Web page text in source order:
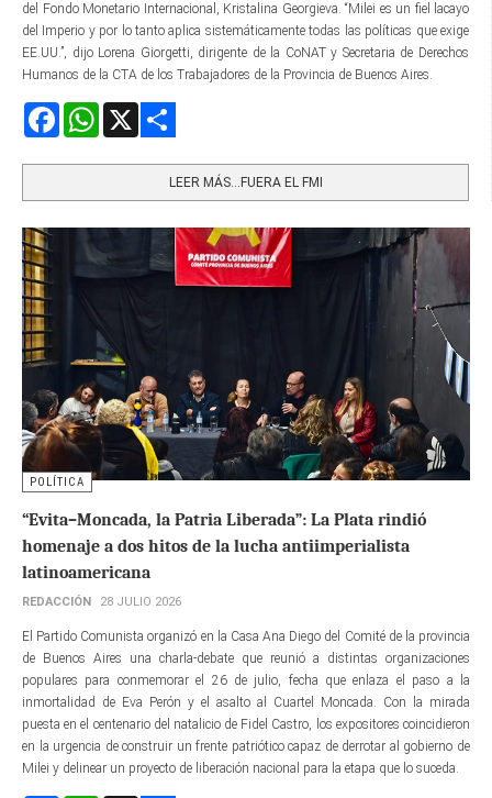
del Fondo Monetario Internacional, Kristalina Georgieva. “Milei es un fiel lacayo
del Imperio y por lo tanto aplica sistemáticamente todas las políticas que exige
EE.UU.”, dijo Lorena Giorgetti, dirigente de la CoNAT y Secretaria de Derechos
Humanos de la CTA de los Trabajadores de la Provincia de Buenos Aires.
FacebookWhatsApp
LEER MÁS…FUERA EL FMI
POLÍTICA
“Evita–Moncada, la Patria Liberada”: La Plata rindió
homenaje a dos hitos de la lucha antiimperialista
latinoamericana
REDACCIÓN 28 JULIO 2026
El Partido Comunista organizó en la Casa Ana Diego del Comité de la provincia
de Buenos Aires una charla-debate que reunió a distintas organizaciones
populares para conmemorar el 26 de julio, fecha que enlaza el paso a la
inmortalidad de Eva Perón y el asalto al Cuartel Moncada. Con la mirada
puesta en el centenario del natalicio de Fidel Castro, los expositores coincidieron
en la urgencia de construir un frente patriótico capaz de derrotar al gobierno de
Milei y delinear un proyecto de liberación nacional para la etapa que lo suceda.